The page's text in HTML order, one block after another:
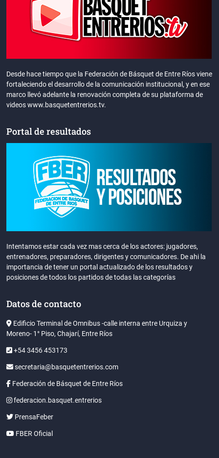
Desde hace tiempo que la Federación de Básquet de Entre Ríos viene
fortaleciendo el desarrollo de la comunicación institucional, y en ese
marco llevó adelante la renovación completa de su plataforma de
videos www.basquetentrerios.tv.
Portal de resultados
Intentamos estar cada vez mas cerca de los actores: jugadores,
entrenadores, preparadores, dirigentes y comunicadores. De ahi la
importancia de tener un portal actualizado de los resultados y
posiciones de todos los partidos de todas las categorías
Datos de contacto
Edificio Terminal de Omnibus -calle interna entre Urquiza y
Moreno- 1° Piso, Chajarí, Entre Ríos
+54 3456 453173
secretaria@basquetentrerios.com
Federación de Básquet de Entre Ríos
federacion.basquet.entrerios
PrensaFeber
FBER Oficial